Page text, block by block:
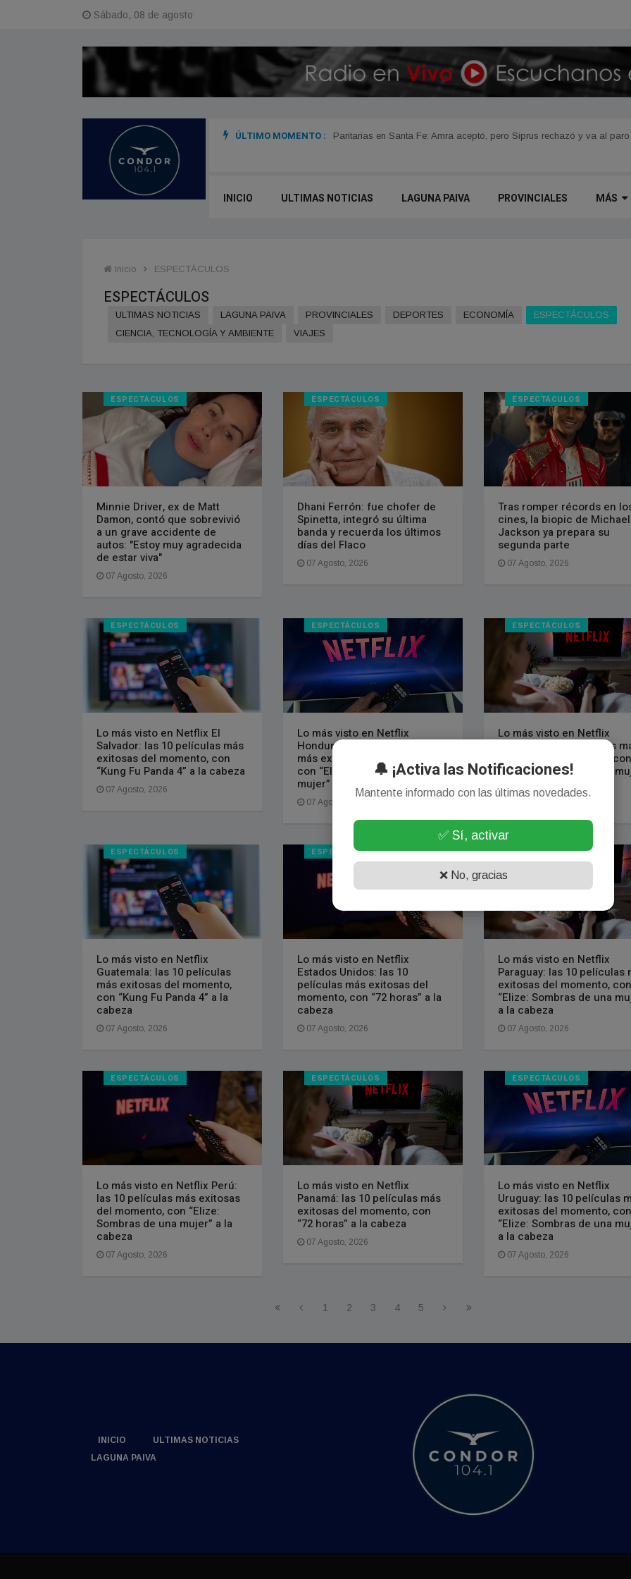
Sábado, 08 de agosto
ÚLTIMO MOMENTO :
acciones con instituciones para reducir el impacto de posibles Paritarias en Santa Fe: Amra aceptó, pero Siprus rechazó y va al paro
INICIO ULTIMAS NOTICIAS LAGUNA PAIVA PROVINCIALES MÁS
Inicio ESPECTÁCULOS
ESPECTÁCULOS
ULTIMAS NOTICIAS LAGUNA PAIVA PROVINCIALES DEPORTES ECONOMÍA
ESPECTÁCULOS
CIENCIA, TECNOLOGÍA Y AMBIENTE
VIAJES
ESPECTÁCULOS
Minnie Driver, ex de Matt
Damon, contó que sobrevivió
a un grave accidente de
autos: "Estoy muy agradecida
de estar viva"
07 Agosto, 2026
ESPECTÁCULOS
Dhani Ferrón: fue chofer de
Spinetta, integró su última
banda y recuerda los últimos
días del Flaco
07 Agosto, 2026
ESPECTÁCULOS
Tras romper récords en
cines, la biopic de Michael
Jackson ya prepara su
segunda parte
07 Agosto, 2026
ESPECTÁCULOS
Lo más visto en Netflix El
Salvador: las 10 películas más
exitosas del momento, con
“Kung Fu Panda 4” a la cabeza
07 Agosto, 2026
ESPECTÁCULOS
Lo más visto en Netflix
Honduras: las 10 películas
más exitosas del momento,
con “Elize: Sombras de una
mujer” a la cabeza
07 Agosto, 2026
ESPECTÁCULOS
Lo más visto en Netflix
México: las 10 películas
exitosas del momento, con
“Elize: Sombras de una
ESPECTÁCULOS
Lo más visto en Netflix
Guatemala: las 10 películas
más exitosas del momento,
con “Kung Fu Panda 4” a la
cabeza
07 Agosto, 2026
ESPECTÁCULOS
Lo más visto en Netflix
Estados Unidos: las 10
películas más exitosas del
momento, con “72 horas” a la
cabeza
07 Agosto, 2026
ESPECTÁCULOS
Lo más visto en Netflix
Paraguay: las 10 películas
exitosas del momento, con
“Elize: Sombras de una
a la cabeza
07 Agosto, 2026
ESPECTÁCULOS
Lo más visto en Netflix Perú:
las 10 películas más exitosas
del momento, con “Elize:
Sombras de una mujer” a la
cabeza
07 Agosto, 2026
ESPECTÁCULOS
Lo más visto en Netflix
Panamá: las 10 películas más
exitosas del momento, con
“72 horas” a la cabeza
07 Agosto, 2026
ESPECTÁCULOS
Lo más visto en Netflix
Uruguay: las 10 películas
exitosas del momento, con
“Elize: Sombras de una
a la cabeza
07 Agosto, 2026
1 2 3 4 5
INICIO
ULTIMAS NOTICIAS
LAGUNA PAIVA
🔔 ¡Activa las Notificaciones!
Mantente informado con las últimas novedades.
✅ Sí, activar
❌ No, gracias